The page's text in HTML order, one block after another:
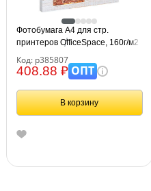
Фотобумага А4 для стр.
принтеров OfficeSpace, 160г/м2
Код: р385807
408.88 ₽ОПТ
В корзину